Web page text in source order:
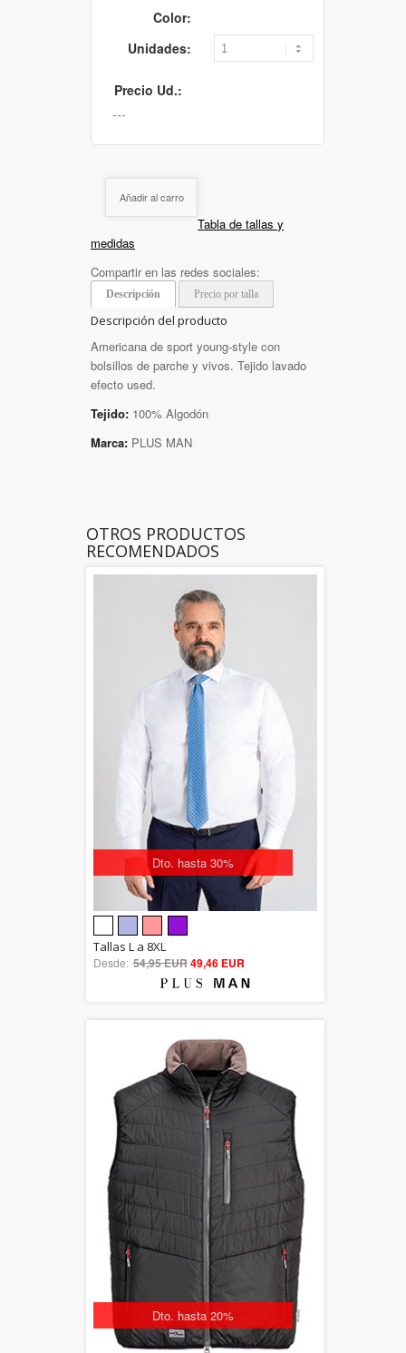
Color:
Unidades:
Precio Ud.:
Añadir al carro
Tabla de tallas y
medidas
Compartir en las redes sociales:
Descripción Precio por talla
Descripción del producto
Americana de sport young-style con
bolsillos de parche y vivos. Tejido lavado
efecto used.
Tejido: 100% Algodón
Marca: PLUS MAN
OTROS PRODUCTOS
RECOMENDADOS
Dto. hasta 30%
out of 5
Tallas L a 8XL
Desde: 54,95 EUR49,46 EUR
Dto. hasta 20%